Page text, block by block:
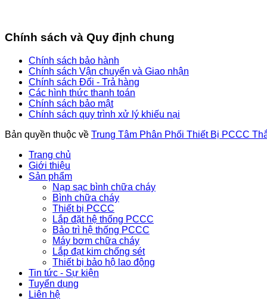
Chính sách và Quy định chung
Chính sách bảo hành
Chính sách Vận chuyển và Giao nhận
Chính sách Đổi - Trả hàng
Các hình thức thanh toán
Chính sách bảo mật
Chính sách quy trình xử lý khiếu nại
Bản quyền thuộc về Trung Tâm Phân Phối Thiết Bị PCCC
Trang chủ
Giới thiệu
Sản phẩm
Nạp sạc bình chữa cháy
Bình chữa cháy
Thiết bị PCCC
Lắp đặt hệ thống PCCC
Bảo trì hệ thống PCCC
Máy bơm chữa cháy
Lắp đạt kim chống sét
Thiết bị bảo hộ lao động
Tin tức - Sự kiện
Tuyển dụng
Liên hệ